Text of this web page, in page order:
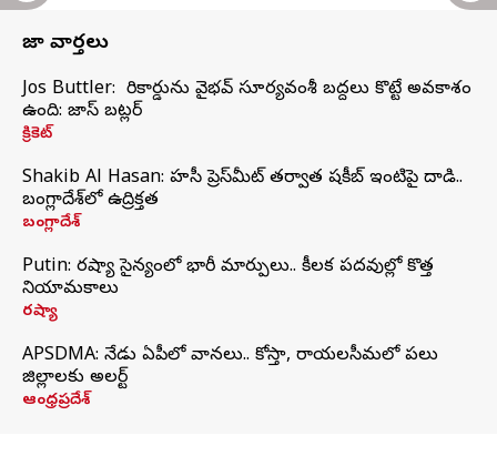
తాజా వార్తలు
Jos Buttler: నా రికార్డును వైభవ్ సూర్యవంశీ బద్దలు కొట్టే అవకాశం
ఉంది: జాస్ బట్లర్
క్రికెట్
Shakib Al Hasan: హసీనా ప్రెస్‌మీట్‌ తర్వాత షకీబ్‌ ఇంటిపై దాడి..
బంగ్లాదేశ్‌లో ఉద్రిక్తత
బంగ్లాదేశ్
Putin: రష్యా సైన్యంలో భారీ మార్పులు.. కీలక పదవుల్లో కొత్త
నియామకాలు
రష్యా
APSDMA: నేడు ఏపీలో వానలు.. కోస్తా, రాయలసీమలో పలు
జిల్లాలకు అలర్ట్
ఆంధ్రప్రదేశ్